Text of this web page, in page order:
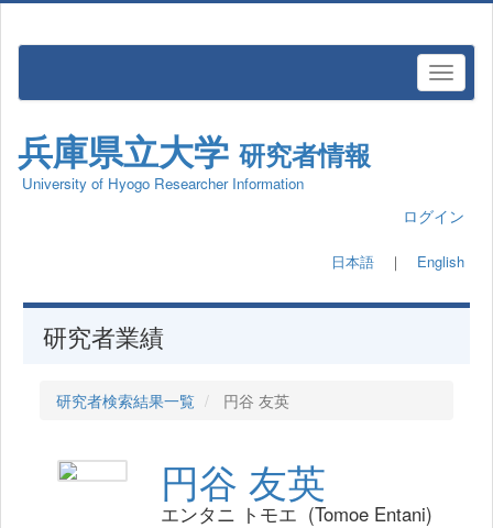
兵庫県立大学 研究者情報
University of Hyogo Researcher Information
ログイン
日本語 ｜ English
研究者業績
研究者検索結果一覧 円谷 友英
円谷 友英
エンタニ トモエ (Tomoe Entani)